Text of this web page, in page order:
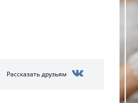
Рассказать друзьям